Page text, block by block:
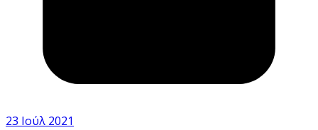
23 Ιούλ 2021